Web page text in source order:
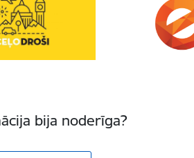
bija noderīga?